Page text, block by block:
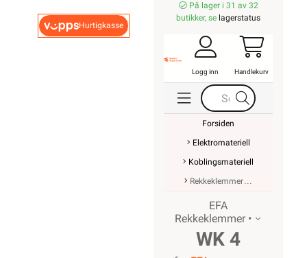
Hurtigkasse
På lager i 31 av 32
butikker, se lagerstatus
Logg inn Handlekurv
Forsiden
Elektromateriell
Koblingsmateriell
Rekkeklemmer
EFA
Rekkeklemmer •
WK 4